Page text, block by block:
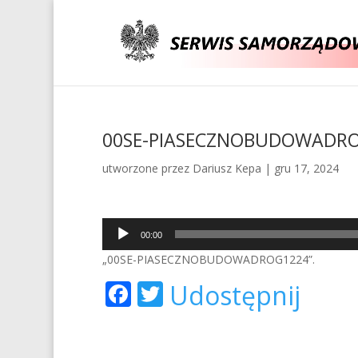
00SE-
utworzone przez Dariusz Kepa | gru 17, 2024
Odtwarzacz
plików
dźwiękowych
00:00
„00SE-PIASECZNOBUDOWADROG1224”.
F TUdostępnij